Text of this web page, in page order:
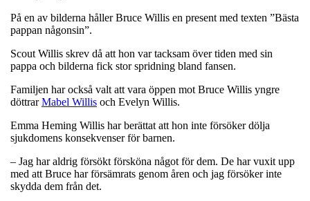
På en av bilderna håller Bruce Willis en present med texten ”Bästa
pappan någonsin”.
Scout Willis skrev då att hon var tacksam över tiden med sin
pappa och bilderna fick stor spridning bland fansen.
Familjen har också valt att vara öppen mot Bruce Willis yngre
döttrarMabel Willis och Evelyn Willis.
Emma Heming Willis har berättat att hon inte försöker dölja
sjukdomens konsekvenser för barnen.
– Jag har aldrig försökt försköna något för dem. De har vuxit upp
med att Bruce har försämrats genom åren och jag försöker inte
skydda dem från det.